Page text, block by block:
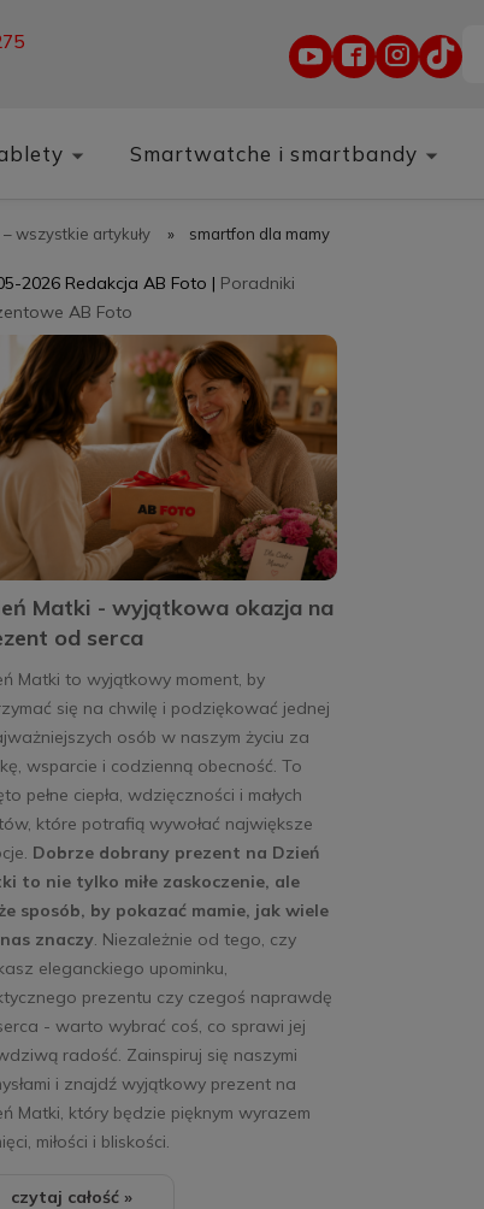
Smartwatche i smartbandy
wszystkie artykuły » smartfon dla mamy
Matki - wyjątkowa okazja na
od serca
2026 Redakcja AB Foto | Poradniki
AB Foto
Matki to wyjątkowy moment, by
się na chwilę i podziękować jednej
osób w naszym życiu za
wsparcie i codzienną obecność. To
pełne ciepła, wdzięczności i małych
które potrafią wywołać największe
Dobrze dobrany prezent na Dzień
to nie tylko miłe zaskoczenie, ale
sposób, by pokazać mamie, jak wiele
znaczy. Niezależnie od tego, czy
eleganckiego upominku,
prezentu czy czegoś naprawdę
- warto wybrać coś, co sprawi jej
radość. Zainspiruj się naszymi
i znajdź wyjątkowy prezent na
Matki, który będzie pięknym wyrazem
miłości i bliskości.
czytaj całość »